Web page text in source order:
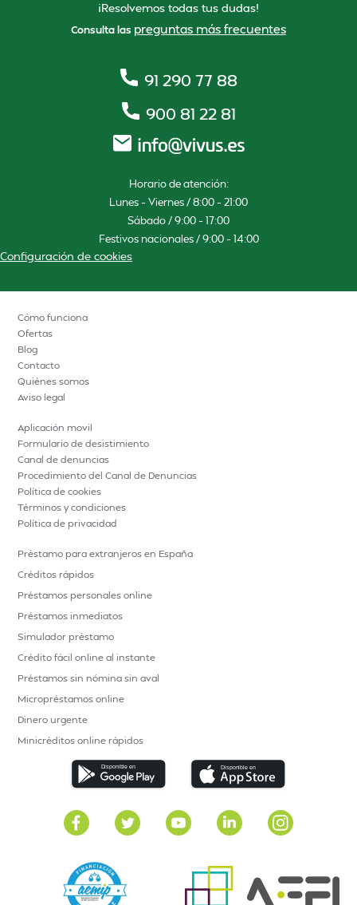
¡Resolvemos todas tus dudas!
Consulta las preguntas más frecuentes
91 290 77 88
900 81 22 81
Horario de atención:
Lunes – Viernes / 8:00 – 21:00
Sábado / 9:00 – 17:00
Festivos nacionales / 9:00 – 14:00
Configuración de cookies
Cómo funciona
Ofertas
Blog
Contacto
Quiénes somos
Aviso legal
Aplicación movil
Formulario de desistimiento
Canal de denuncias
Procedimiento del Canal de Denuncias
Política de cookies
Términos y condiciones
Política de privacidad
Préstamo para extranjeros en España
Créditos rápidos
Préstamos personales online
Préstamos inmediatos
Simulador préstamo
Crédito fácil online al instante
Préstamos sin nómina sin aval
Micropréstamos online
Dinero urgente
Minicréditos online rápidos